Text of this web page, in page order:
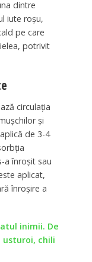
dintre
iute roşu,
pe care
potrivit
circulaţia
şi
de 3-4
a înroşit sau
aplicat,
înroşire a
inimii. De
usturoi, chili